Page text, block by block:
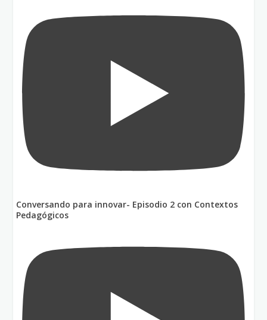
Conversando para innovar- Episodio 2 con Contextos
Pedagógicos